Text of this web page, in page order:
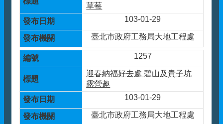
草莓
103-01-29
臺北市政府工務局大地工程處
1257
迎春納福好去處 碧山及貴子坑
露營趣
103-01-29
臺北市政府工務局大地工程處